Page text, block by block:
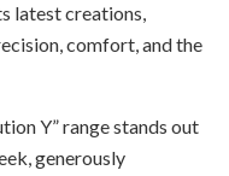
latest creations,
comfort, and the
Y” range stands out
generously